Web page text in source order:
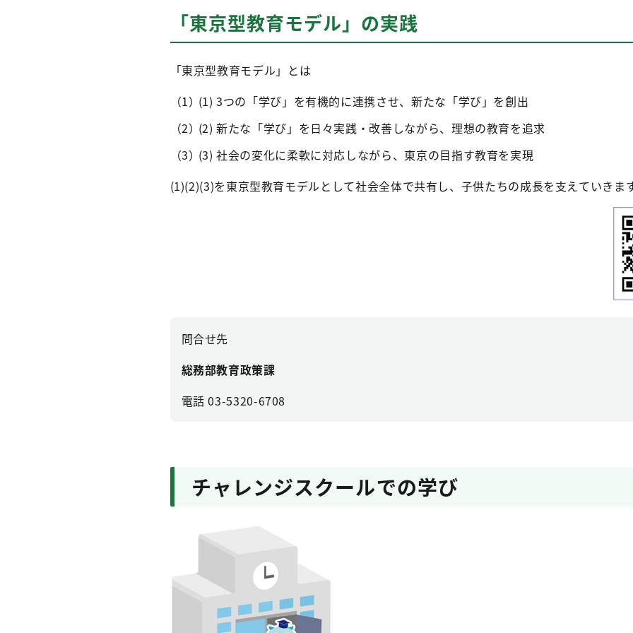
「東京型教育モデル」の実践
「東京型教育モデル」とは
(1) 3つの「学び」を有機的に連携させ、新たな「学び」を創出
(2) 新たな「学び」を日々実践・改善しながら、理想の教育を追求
(3) 社会の変化に柔軟に対応しながら、東京の目指す教育を実現
(1)(2)(3)を東京型教育モデルとして社会全体で共有し、子供たちの成長を支えていきま
問合せ先
総務部教育政策課
電話 03-5320-6708
チャレンジスクールでの学び